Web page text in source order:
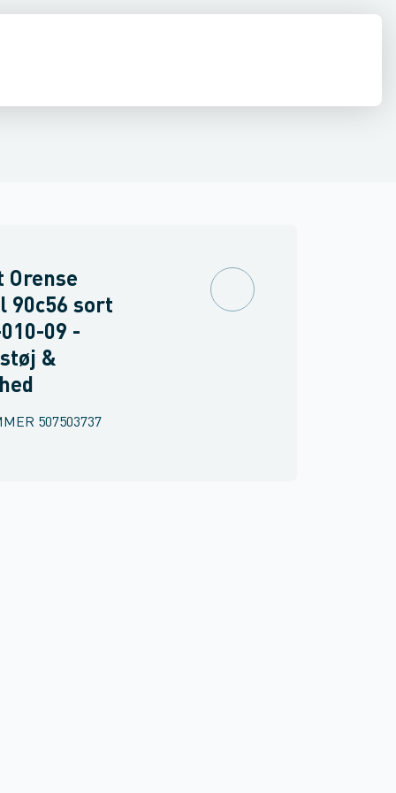
Orense
90c56 sort
09 -
&
507503737